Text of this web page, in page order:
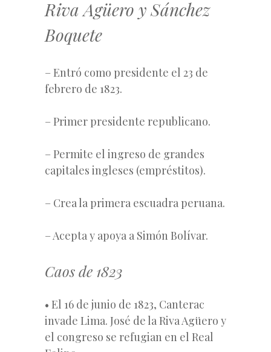
Riva Agüero y Sánchez
Boquete
– Entró como presidente el 23 de
febrero de 1823.
– Primer presidente republicano.
– Permite el ingreso de grandes
capitales ingleses (empréstitos).
– Crea la primera escuadra peruana.
– Acepta y apoya a Simón Bolívar.
Caos de 1823
• El 16 de junio de 1823, Canterac
invade Lima. José de la Riva Agüero y
el congreso se refugian en el Real